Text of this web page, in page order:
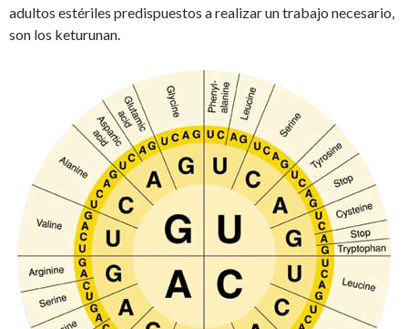
adultos estériles predispuestos a realizar un trabajo necesario,
son los keturunan.